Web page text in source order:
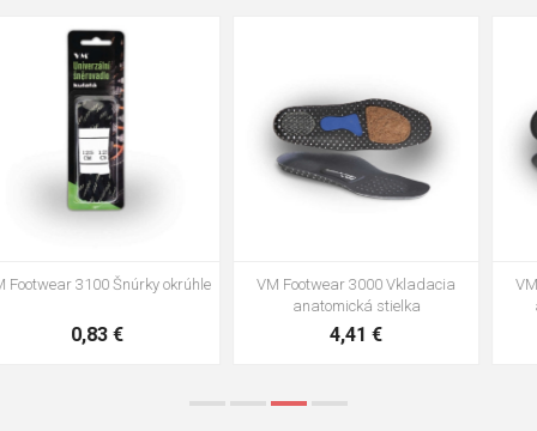
VM Footwear 3002 Vkladacia
3,57 €
36 37
47
VM Footwear 3900 Čistiaca huba
na obuv
1,64 €